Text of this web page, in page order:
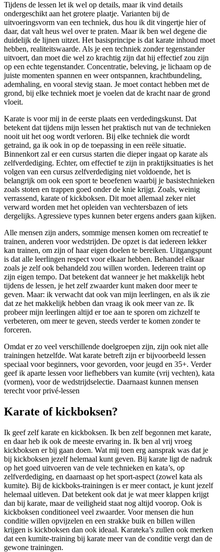
Tijdens de lessen let ik wel op details, maar ik vind details
ondergeschikt aan het grotere plaatje. Varianten bij de
uitvoeringsvorm van een techniek, dus hou ik dit vingertje hier of
daar, dat valt heus wel over te praten. Maar ik ben wel degene die
duidelijk de lijnen uitzet. Het basisprincipe is dat karate inhoud moet
hebben, realiteitswaarde. Als je een techniek zonder tegenstander
uitvoert, dan moet die wel zo krachtig zijn dat hij effectief zou zijn
op een echte tegenstander. Concentratie, beleving, je lichaam op de
juiste momenten spannen en weer ontspannen, krachtbundeling,
ademhaling, en vooral stevig staan. Je moet contact hebben met de
grond, bij elke techniek moet je voelen dat de kracht naar de grond
vloeit.
Karate is voor mij in de eerste plaats een verdedingskunst. Dat
betekent dat tijdens mijn lessen het praktisch nut van de technieken
nooit uit het oog wordt verloren. Bij elke techniek die wordt
getraind, ga ik ook in op de toepassing in een reële situatie.
Binnenkort zal er een cursus starten die dieper ingaat op karate als
zelfverdediging. Echter, om effectief te zijn in praktijksituaties is het
volgen van een cursus zelfverdediging niet voldoende, het is
belangrijk om ook een sport te beoefenen waarbij je basistechnieken
zoals stoten en trappen goed onder de knie krijgt. Zoals, weinig
verrassend, karate of kickboksen. Dit moet allemaal zeker niet
verward worden met het opleiden van vechtersbazen of iets
dergelijks. Agressieve types kunnen beter ergens anders gaan kijken.
Alle mensen zijn anders, sommige mensen komen om recreatief te
trainen, anderen voor wedstrijden. De opzet is dat iedereen lekker
kan trainen, om zijn of haar eigen doelen te bereiken. Uitgangspunt
is dat alle leerlingen respect voor elkaar hebben. Behandel elkaar
zoals je zelf ook behandeld zou willen worden. Iedereen traint op
zijn eigen tempo. Dat betekent dat wanneer je het makkelijk hebt
tijdens de lessen, je het zelf zwaarder kunt maken door meer te
geven. Maar: ik verwacht dat ook van mijn leerlingen, en als ik zie
dat ze het makkelijk hebben dan vraag ik ook meer van ze. Ik
probeer mijn leerlingen altijd er toe aan te sporen om zichzelf te
verbeteren, om meer te geven, steeds verder te komen zonder te
forceren.
Omdat er zo veel verschillende doelgroepen zijn, zijn ook niet alle
trainingen hetzelfde. Wat karate betreft zijn er bijvoorbeeld lessen
speciaal voor beginners, voor gevorden, voor jeugd en 35+. Verder
geef ik aparte lessen voor liefhebbers van kumite (vrij vechten), kata
(vormen), voor de wedstrijdselectie. Daarnaast kunnen mensen
terecht voor privé-lessen
Karate of kickboksen?
Ik geef zelf karate en kickboksen. Ik ben zelf begonnen met karate,
en daar heb ik ook de meeste ervaring in. Ik ben al vrij vroeg
kickboksen er bij gaan doen. Wat mij toen erg aansprak was dat je
bij kickboksen jezelf helemaal kunt geven. Bij karate ligt de nadruk
op het goed uitvoeren van de vele technieken en kata’s, op
zelfverdediging, en daarnaast op het sport-aspect (zowel kata als
kumite). Bij de kickboks-trainingen is er meer contact, je kunt jezelf
helemaal uitleven. Dat betekent ook dat je wat meer klappen krijgt
dan bij karate, maar de veiligheid staat nog altijd voorop. Ook is
kickboksen conditioneel veel zwaarder. Voor mensen die hun
conditie willen opvijzelen en een strakke buik en billen willen
krijgen is kickboksen dan ook ideaal. Karateka’s zullen ook merken
dat een kumite-training bij karate meer van de conditie vergt dan de
gewone trainingen.